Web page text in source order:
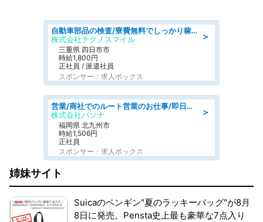
＞
自動車部品の検査/寮費無料でしっかり稼げる denso aichi
株式会社テクノスマイル
三重県 四日市市
時給1,800円
正社員 / 派遣社員
スポンサー：求人ボックス
＞
営業/商社でのルート営業のお仕事/即日勤務可/車通勤可/営業
株式会社パソナ
福岡県 北九州市
時給1,506円
正社員
スポンサー：求人ボックス
姉妹サイト
Suicaのペンギン"夏のラッキーバッグ"が8月
8日に発売。Pensta史上最も豪華な7点入り